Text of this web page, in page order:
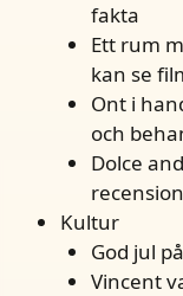
fakta
Ett rum
kan se
Ont i
och
Dolce
Kultur
God jul
Vincent